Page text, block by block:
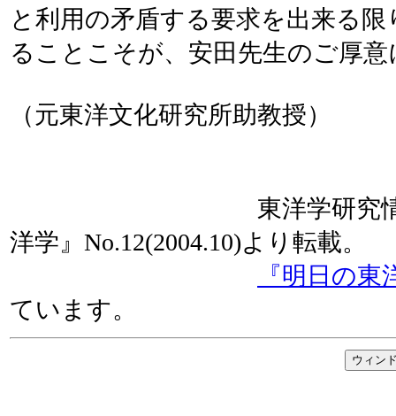
と利用の矛盾する要求を出来る
ることこそが、安田先生のご厚
（元東洋文化研究所助教授）
東洋学研究情報セン
洋学』No.12(2004.10)より転載
『明日の東
ています。